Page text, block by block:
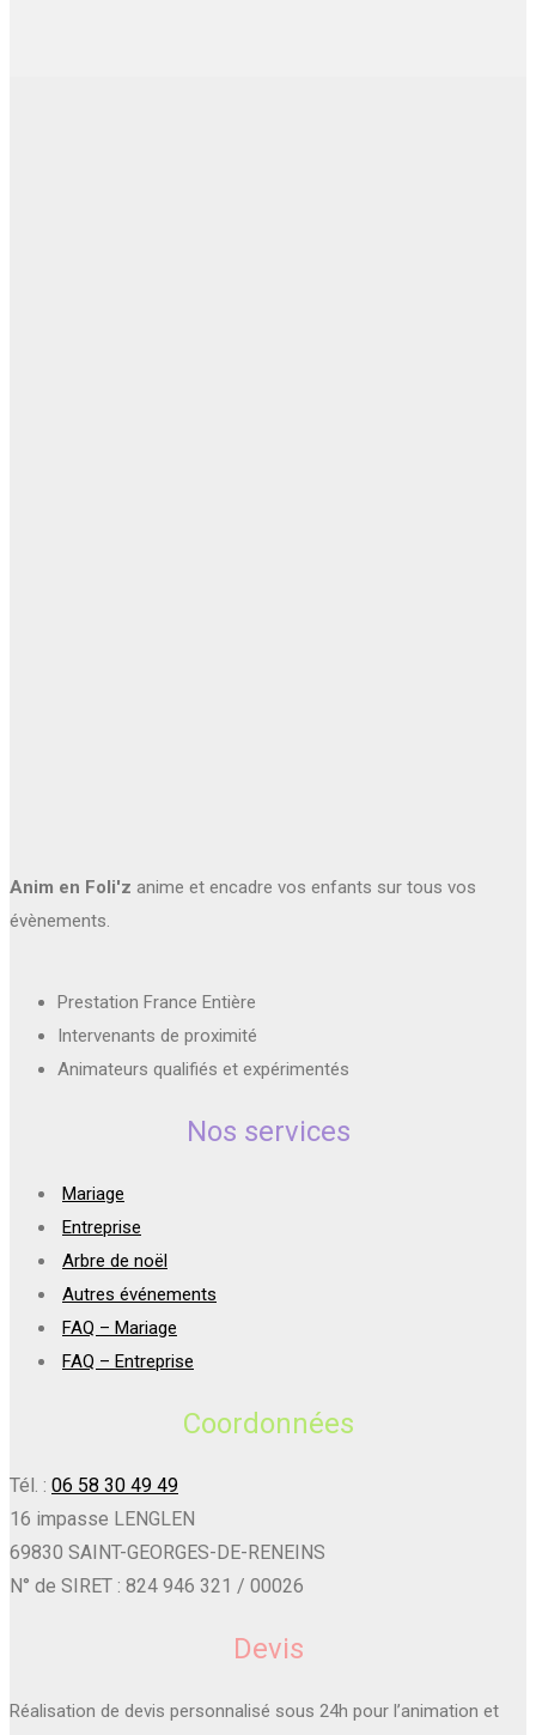
Anim en Foli'z anime et encadre vos enfants sur tous vos
évènements.
Prestation France Entière
Intervenants de proximité
Animateurs qualifiés et expérimentés
Nos services
Mariage
Entreprise
Arbre de noël
Autres événements
FAQ – Mariage
FAQ – Entreprise
Coordonnées
Tél. : 06 58 30 49 49
16 impasse LENGLEN
69830 SAINT-GEORGES-DE-RENEINS
N° de SIRET : 824 946 321 / 00026
Devis
Réalisation de devis personnalisé sous 24h pour l’animation et